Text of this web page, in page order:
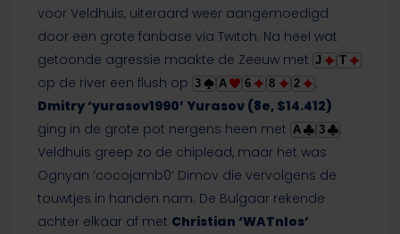
voor Veldhuis, uiteraard weer aangemoedigd
door een grote fanbase via Twitch. Na heel wat
getoonde agressie maakte de Zeeuw met J T
op de river een flush op 3 A 6 8 2
.
Dmitry ‘yurasov1990’ Yurasov (8e, $14.412)
ging in de grote pot nergens heen met A 3
.
Veldhuis greep zo de chiplead, maar het was
Ognyan ‘cocojamb0’ Dimov die vervolgens de
touwtjes in handen nam. De Bulgaar rekende
achter elkaar af met Christian ‘WATnlos’